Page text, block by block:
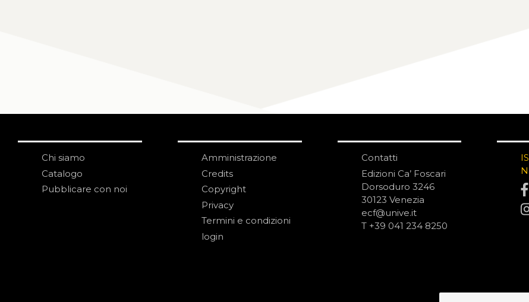
Chi siamo
Catalogo
Pubblicare con noi
Amministrazione
Credits
Copyright
Privacy
Termini e condizioni
login
Contatti
Edizioni Ca’ Foscari
Dorsoduro 3246
30123 Venezia
ecf@unive.it
T +39 041 234 8250